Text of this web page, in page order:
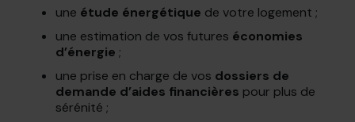
une étude énergétique de votre logement ;
une estimation de vos futures économies
d’énergie ;
une prise en charge de vos dossiers de
demande d’aides financières pour plus de
sérénité ;